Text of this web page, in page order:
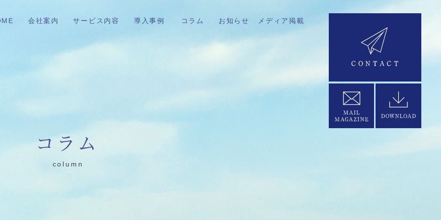
会社案内 サービス内容 導入事例 コラム お知らせ メディア掲載
コラム
column